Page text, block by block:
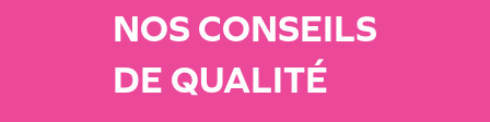
NOS CONSEILS
DE QUALITÉ